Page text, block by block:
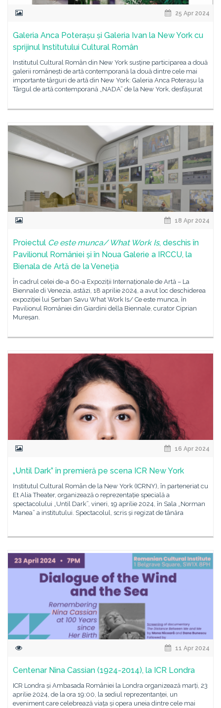
25 Apr 2024
Galeria Anca Poterașu și Galeria Ivan la New York cu
sprijinul Institutului Cultural Român
Institutul Cultural Român din New York susține participarea a două
galerii românești de artă contemporană la două dintre cele mai
importante târguri de artă din New York: Galeria Anca Poterașu la
Târgul de artă contemporană „NADA” de la New York, desfășurat
18 Apr 2024
Proiectul Ce este munca/ What Work Is, deschis în
Pavilionul României și în Noua Galerie a IRCCU, la
Bienala de Artă de la Veneția
În cadrul celei de-a 60-a Expoziții Internaționale de Artă – La
Biennale di Venezia, astăzi, 18 aprilie 2024, a avut loc deschiderea
expoziției lui Șerban Savu What Work Is/ Ce este munca, în
Pavilionul României din Giardini della Biennale, curator Ciprian
Mureșan.
16 Apr 2024
„Until Dark” în premieră pe scena ICR New York
Institutul Cultural Român de la New York (ICRNY), în parteneriat cu
Et Alia Theater, organizează o reprezentație specială a
spectacolului „Until Dark”, vineri, 19 aprilie 2024, în Sala „Norman
Manea” a institutului. Spectacolul, scris și regizat de tânăra
11 Apr 2024
Centenar Nina Cassian (1924-2014), la ICR Londra
ICR Londra și Ambasada României la Londra organizează marți, 23
aprilie 2024, de la ora 19:00, la sediul reprezentanței, un
eveniment care celebrează viața și opera uneia dintre cele mai